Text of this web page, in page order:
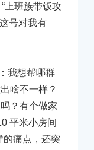
上班族带饭攻
号对我有
我想帮哪群
啥不一样？
？有个做家
平米小房间
的痛点，还突